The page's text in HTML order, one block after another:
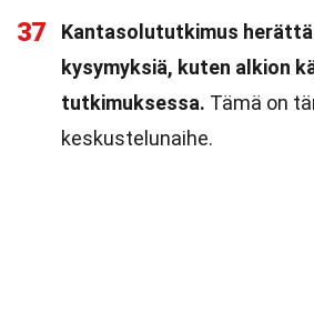
37
Kantasolututkimus
kysymyksiä, kuten alkion
tutkimuksessa. Tämä on
keskustelunaihe.